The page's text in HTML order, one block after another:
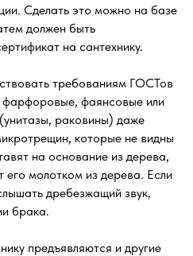
Сделать это можно на базе
должен быть
на сантехнику.
требованиям ГОСТов
фаянсовые или
раковины) даже
которые не видны
на основание из дерева,
его молотком из дерева. Если
дребезжащий звук,
брака.
предъявляются и другие